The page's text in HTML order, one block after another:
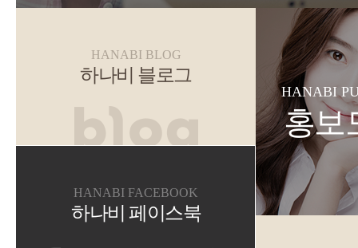
HANABI BLOG
하나비 블로그
HANABI FACEBOOK
하나비 페이스북
HANABI
홍보